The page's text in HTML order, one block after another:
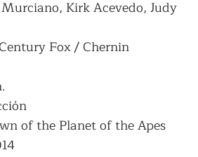
Kirk Acevedo, Judy
Fox / Chernin
of the Planet of the Apes